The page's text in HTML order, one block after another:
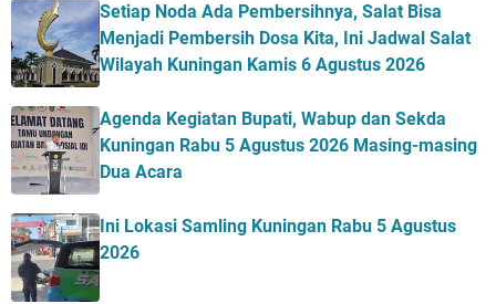
Setiap Noda Ada Pembersihnya, Salat Bisa
Menjadi Pembersih Dosa Kita, Ini Jadwal Salat
Wilayah Kuningan Kamis 6 Agustus 2026
Agenda Kegiatan Bupati, Wabup dan Sekda
Kuningan Rabu 5 Agustus 2026 Masing-masing
Dua Acara
Ini Lokasi Samling Kuningan Rabu 5 Agustus
2026